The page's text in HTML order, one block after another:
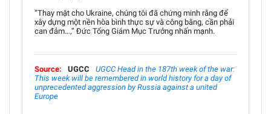
“Thay mặt cho Ukraine, chúng tôi đã chứng minh rằng để
xây dựng một nền hòa bình thực sự và công bằng, cần phải
can đảm…,” Đức Tổng Giám Mục Trưởng nhấn mạnh.
Source: UGCC
UGCC Head in the 187th week of the war:
This week will be remembered in world history for a day of
unprecedented aggression by Russia against a united
Europe